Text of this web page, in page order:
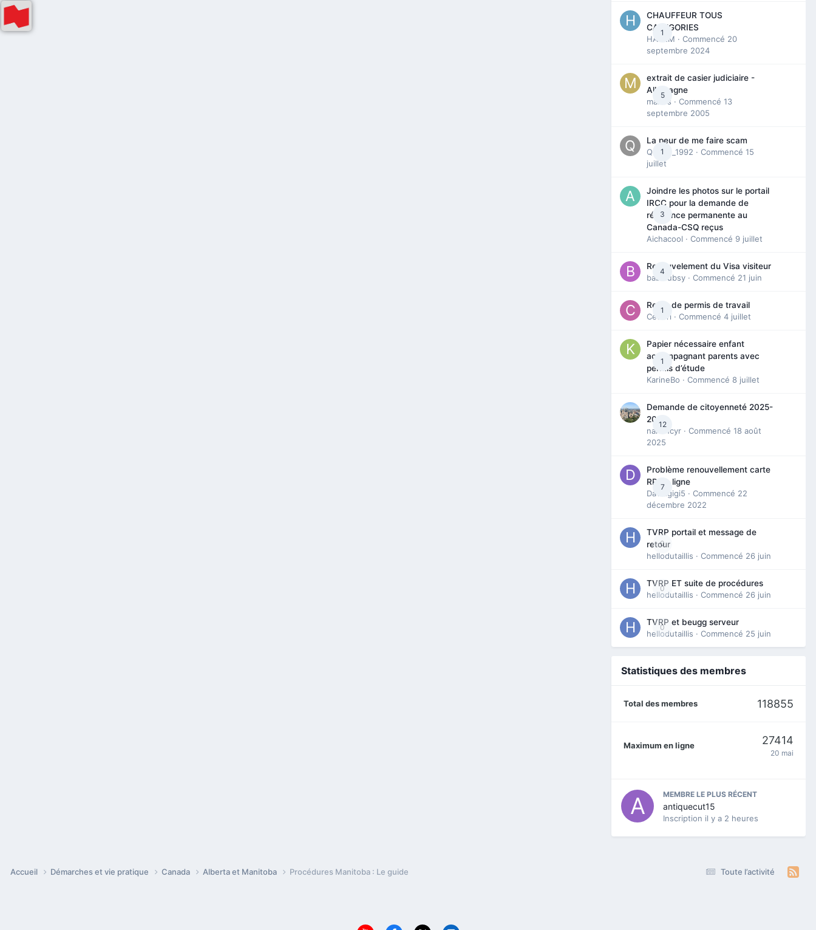
1
CHAUFFEUR TOUS
CATEGORIES
HAZEM · Commencé 20
septembre 2024
5
extrait de casier judiciaire -
Allemagne
maries · Commencé 13
septembre 2005
1
La peur de me faire scam
Queen_1992 · Commencé 15
juillet
3
Joindre les photos sur le portail
IRCC pour la demande de
résidence permanente au
Canada-CSQ reçus
Aichacool · Commencé 9 juillet
4
Renouvelement du Visa visiteur
babibubsy · Commencé 21 juin
1
Refus de permis de travail
Cedbri · Commencé 4 juillet
1
Papier nécessaire enfant
accompagnant parents avec
permis d’étude
KarineBo · Commencé 8 juillet
12
Demande de citoyenneté 2025-
2026
nanancyr · Commencé 18 août
2025
7
Problème renouvellement carte
RP en ligne
Davidgigi5 · Commencé 22
décembre 2022
0
TVRP portail et message de
retour
hellodutaillis · Commencé 26 juin
0
TVRP ET suite de procédures
hellodutaillis · Commencé 26 juin
0
TVRP et beugg serveur
hellodutaillis · Commencé 25 juin
Statistiques des membres
Total des membres 118855
Maximum en ligne 27414
20 mai
MEMBRE LE PLUS RÉCENT
antiquecut15
Inscription il y a 2 heures
Toute l’activité
Accueil Démarches et vie pratique Canada Alberta et Manitoba Procédures Manitoba : Le guide